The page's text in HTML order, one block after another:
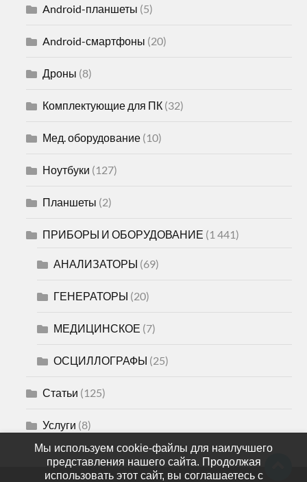
Android-планшеты (5)
Android-смартфоны (20)
Дроны (8)
Комплектующие для ПК (32)
Мед. оборудование (10)
Ноутбуки (127)
Планшеты (2)
ПРИБОРЫ И ОБОРУДОВАНИЕ (1 441)
АНАЛИЗАТОРЫ (69)
ГЕНЕРАТОРЫ (20)
МЕДИЦИНСКОЕ (7)
ОСЦИЛЛОГРАФЫ (25)
Статьи (125)
Услуги (8)
Мы используем cookie-файлы для наилучшего
представления нашего сайта. Продолжая
использовать этот сайт, вы соглашаетесь с